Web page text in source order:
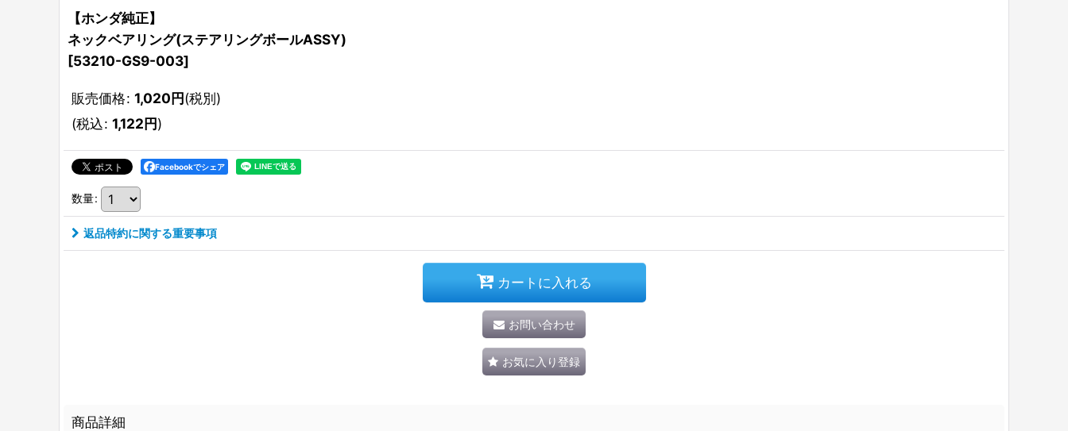
【ホンダ純正】
ネックベアリング(ステアリングボールASSY)
[53210-GS9-003]
販売価格: 1,020円(税別)
(税込: 1,122円)
Facebookでシェア
数量:
返品特約に関する重要事項
カートに入れる
お問い合わせ
お気に入り登録
商品詳細